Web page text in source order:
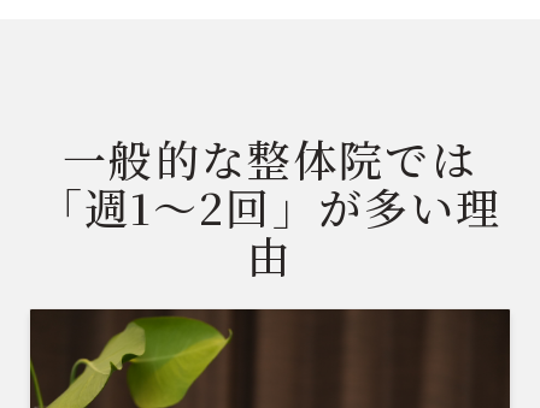
一般的な整体院では
「週1〜2回」が多い理
由